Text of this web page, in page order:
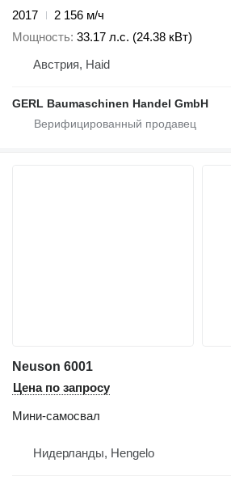
2017
2 156 м/ч
Мощность 33.17 л.с. (24.38 кВт)
Австрия, Haid
GERL Baumaschinen Handel GmbH
Neuson 6001
Цена по запросу
Мини-самосвал
Нидерланды, Hengelo